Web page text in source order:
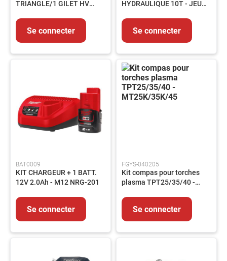
LUBRIFIANTS
GRAISSES
PEINTURES
REVETEMENTS
PRODUITS
DE
TRAITEMENT
PRODUITS
DE
RECHANGE
de
bord
TRIANGLE/1 GILET HV
POLYESTER
Se connecter
HYDRAULIQUE 10T - JEU
Se connecter
BAT0009
KIT CHARGEUR + 1 BATT.
12V 2.0Ah - M12 NRG-201
Se connecter
FGYS-040205
Kit compas pour torches
plasma TPT25/35/40 -
Se connecter